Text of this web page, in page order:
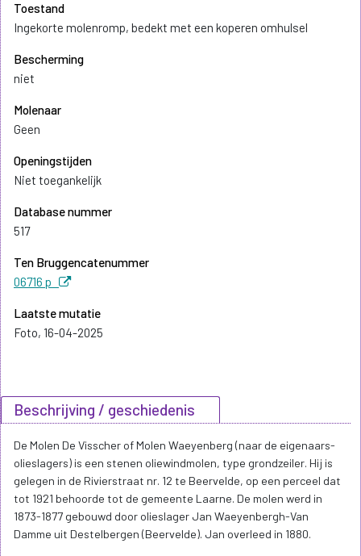
Toestand
Ingekorte molenromp, bedekt met een koperen omhulsel
Bescherming
niet
Molenaar
Geen
Openingstijden
Niet toegankelijk
Database nummer
517
Ten Bruggencatenummer
06716 p
Laatste mutatie
Foto, 16-04-2025
Beschrijving / geschiedenis
De Molen De Visscher of Molen Waeyenberg (naar de eigenaars-
olieslagers) is een stenen oliewindmolen, type grondzeiler. Hij is
gelegen in de Rivierstraat nr. 12 te Beervelde, op een perceel dat
tot 1921 behoorde tot de gemeente Laarne. De molen werd in
1873-1877 gebouwd door olieslager Jan Waeyenbergh-Van
Damme uit Destelbergen (Beervelde). Jan overleed in 1880.